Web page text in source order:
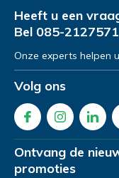
Heeft u een
Bel 085-2127571
Onze experts helpen
Volg ons
Ontvang de
promoties
Emailadres *
Emailadres *
Telefoonnummer
Gewenste